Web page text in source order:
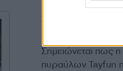
πυραύλους τύπου
του 2025 και θα
Σημειώνεται πως
πυραύλων Tayfun